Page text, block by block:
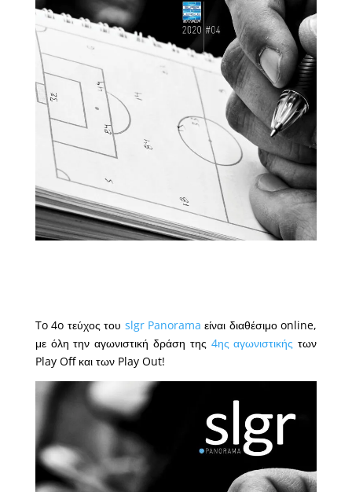
To 4o τεύχος του slgr Panorama είναι διαθέσιμο online,
με όλη την αγωνιστική δράση της 4ης αγωνιστικής των
Play Off και των Play Out!